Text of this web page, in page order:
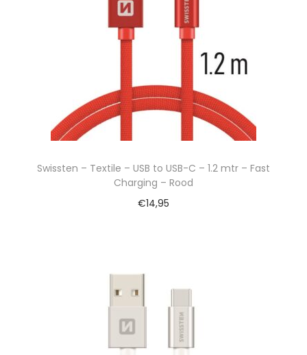
Swissten – Textile – USB to USB-C – 1.2 mtr – Fast
Charging – Rood
€14,95